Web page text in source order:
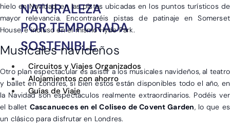
NATURALEZA
POR TEMPORADA
SOSTENIBLE
Circuitos y Viajes Organizados
Alojamientos con ahorro
Guías de Viaje
hielo en Navidad, en las pistas ubicadas en los puntos turísticos de
mayor relevancia. Encontraréis pistas de patinaje en Somerset
House, e incluso en el mismo Hyde Park.
Musicales navideños
Otro plan espectacular es asistir a los musicales navideños, al teatro
y ballet en Londres, si bien estos están disponibles todo el año, en
la Navidad son espectáculos realmente extraordinarios. Podéis ver
el ballet Cascanueces en el Coliseo de Covent Garden, lo que es
un clásico para disfrutar en Londres.